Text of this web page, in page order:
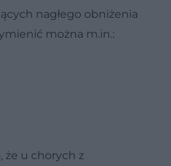
nagłego obniżenia
można m.in.:
że u chorych z